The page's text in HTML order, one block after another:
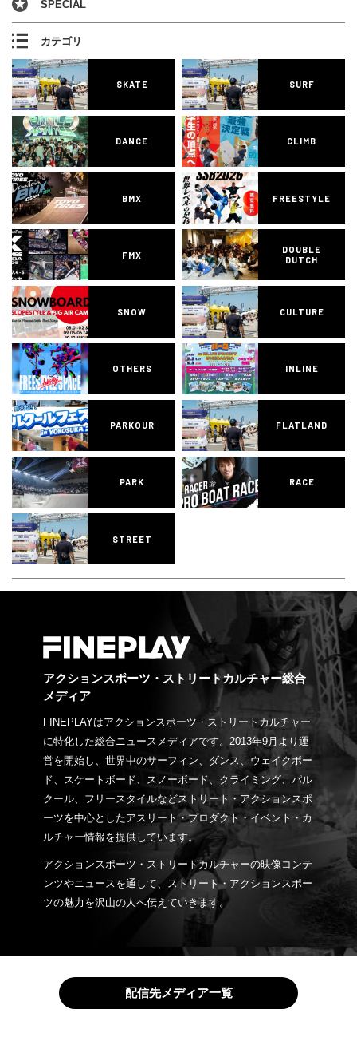
SPECIAL
カテゴリ
SKATE SURF
DANCE CLIMB
BMX FREESTYLE
FMX
DOUBLE
DUTCH
SNOW CULTURE
OTHERS INLINE
PARKOUR FLATLAND
PARK RACE
STREET
アクションスポーツ・ストリートカルチャー総合
メディア
FINEPLAYはアクションスポーツ・ストリートカルチャー
に特化した総合ニュースメディアです。2013年9月より運
営を開始し、世界中のサーフィン、ダンス、ウェイクボー
ド、スケートボード、スノーボード、クライミング、パル
クール、フリースタイルなどストリート・アクションスポ
ーツを中心としたアスリート・プロダクト・イベント・カ
ルチャー情報を提供しています。
アクションスポーツ・ストリートカルチャーの映像コンテ
ンツやニュースを通して、ストリート・アクションスポー
ツの魅力を沢山の人へ伝えていきます。
配信先メディア一覧